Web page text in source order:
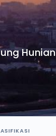
Hunian